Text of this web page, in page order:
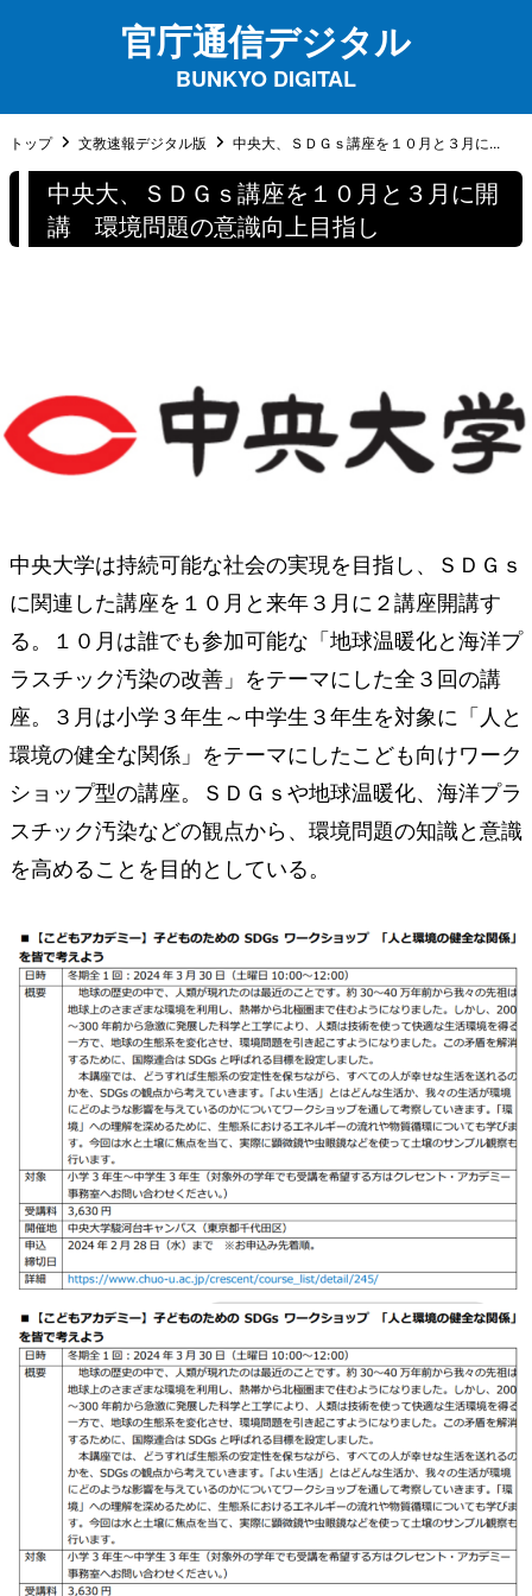
官庁通信デジタル
BUNKYO DIGITAL
トップ 文教速報デジタル版 中央大、ＳＤＧｓ講座を１０月と３月に...
中央大、ＳＤＧｓ講座を１０月と３月に開
講 環境問題の意識向上目指し
中央大学は持続可能な社会の実現を目指し、ＳＤＧｓ
に関連した講座を１０月と来年３月に２講座開講す
る。１０月は誰でも参加可能な「地球温暖化と海洋プ
ラスチック汚染の改善」をテーマにした全３回の講
座。３月は小学３年生～中学生３年生を対象に「人と
環境の健全な関係」をテーマにしたこども向けワーク
ショップ型の講座。ＳＤＧｓや地球温暖化、海洋プラ
スチック汚染などの観点から、環境問題の知識と意識
を高めることを目的としている。